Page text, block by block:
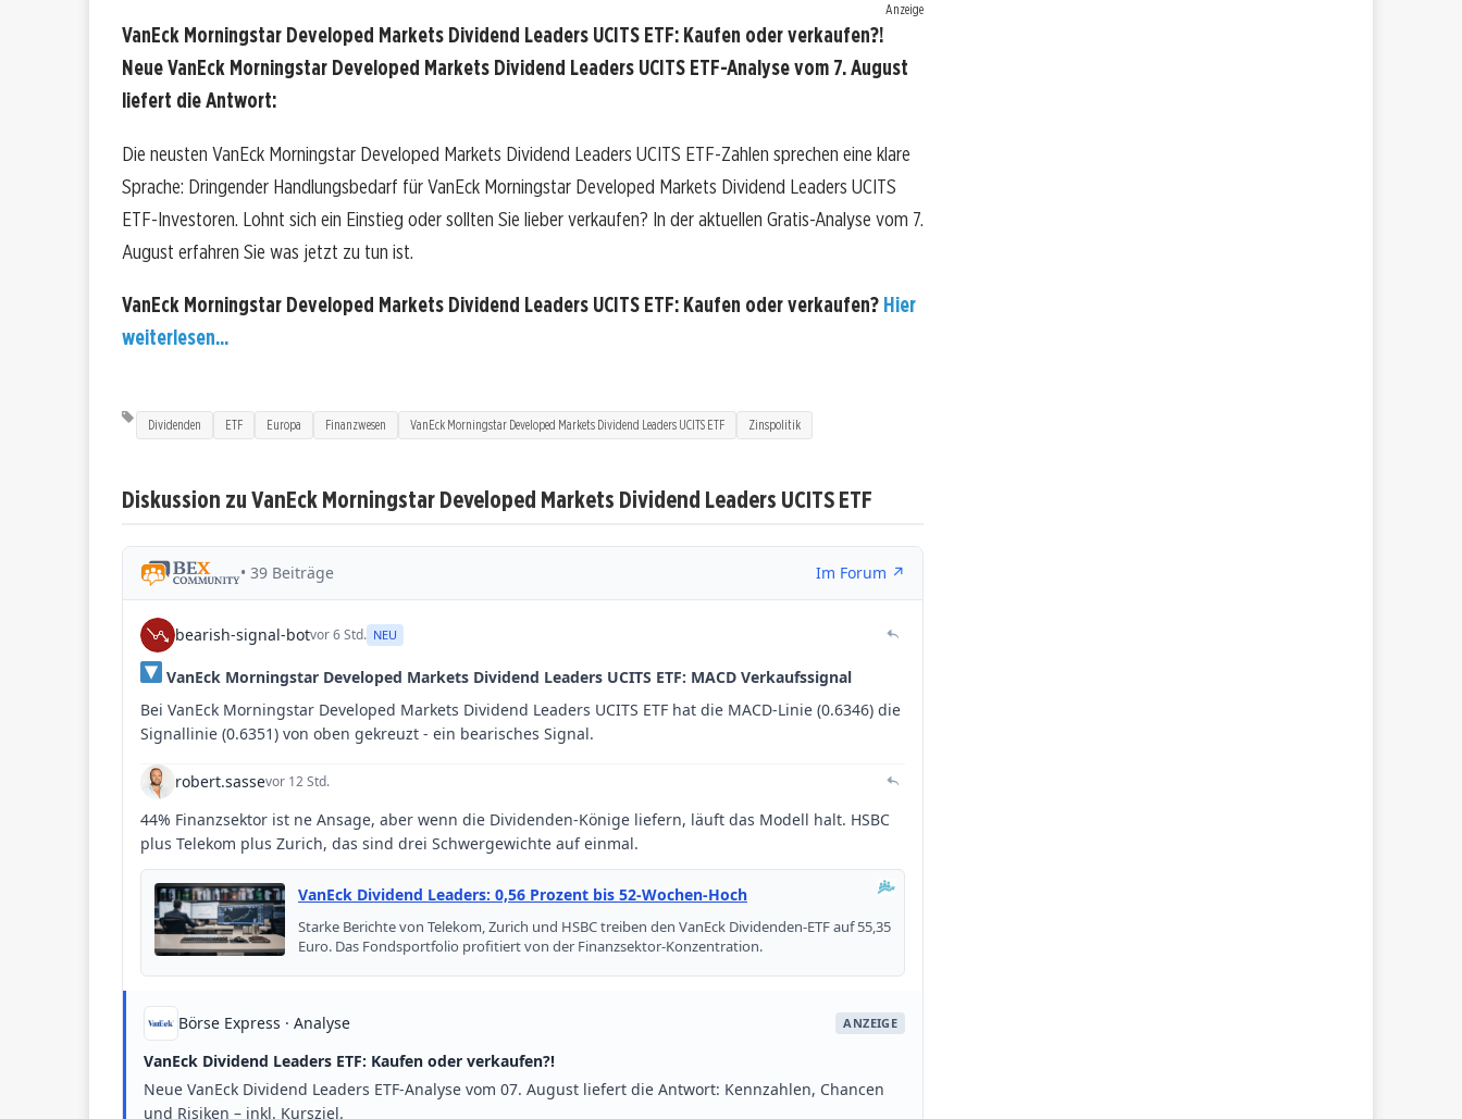
Anzeige
VanEck Morningstar Developed Markets Dividend Leaders UCITS ETF: Kaufen oder verkaufen?!
Neue VanEck Morningstar Developed Markets Dividend Leaders UCITS ETF-Analyse vom 7. August
liefert die Antwort:
Die neusten VanEck Morningstar Developed Markets Dividend Leaders UCITS ETF-Zahlen sprechen eine klare
Sprache: Dringender Handlungsbedarf für VanEck Morningstar Developed Markets Dividend Leaders UCITS
ETF-Investoren. Lohnt sich ein Einstieg oder sollten Sie lieber verkaufen? In der aktuellen Gratis-Analyse vom 7.
August erfahren Sie was jetzt zu tun ist.
VanEck Morningstar Developed Markets Dividend Leaders UCITS ETF: Kaufen oder verkaufen? Hier
weiterlesen...
Dividenden ETF Europa Finanzwesen VanEck Morningstar Developed Markets Dividend Leaders UCITS ETF Zinspolitik
Diskussion zu VanEck Morningstar Developed Markets Dividend Leaders UCITS ETF